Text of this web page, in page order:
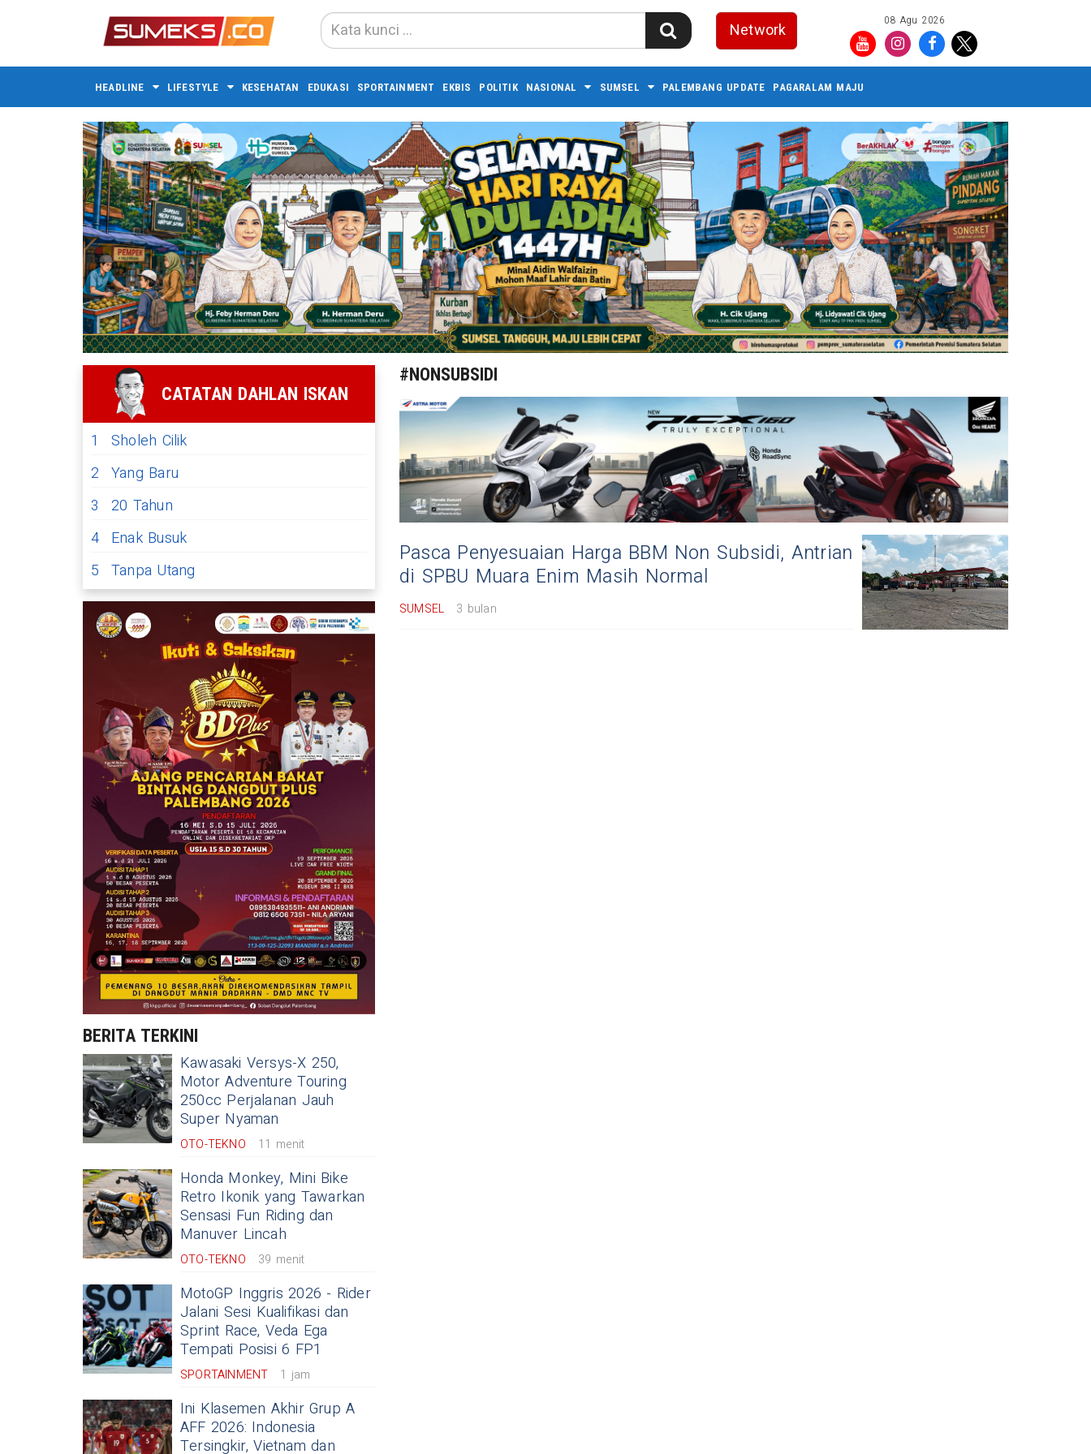
Network 08 Agu 2026
HEADLINE LIFESTYLE KESEHATAN EDUKASI SPORTAINMENT EKBIS POLITIK NASIONAL SUMSEL PALEMBANG UPDATE PAGARALAM MAJU
CATATAN DAHLAN ISKAN
1
Sholeh Cilik
2 Yang Baru
3
20 Tahun
4 Enak Busuk
5 Tanpa Utang
BERITA TERKINI
Kawasaki Versys-X 250,
Motor Adventure Touring
250cc Perjalanan Jauh
Super Nyaman
OTO-TEKNO 11 menit
Honda Monkey, Mini Bike
Retro Ikonik yang Tawarkan
Sensasi Fun Riding dan
Manuver Lincah
OTO-TEKNO 39 menit
MotoGP Inggris 2026 - Rider
Jalani Sesi Kualifikasi dan
Sprint Race, Veda Ega
Tempati Posisi 6 FP1
SPORTAINMENT 1 jam
Ini Klasemen Akhir Grup A
AFF 2026: Indonesia
Tersingkir, Vietnam dan
#NONSUBSIDI
Pasca Penyesuaian Harga BBM Non Subsidi, Antrian
di SPBU Muara Enim Masih Normal
SUMSEL 3 bulan